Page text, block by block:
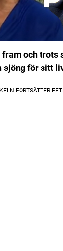
och trots
sjöng för sitt